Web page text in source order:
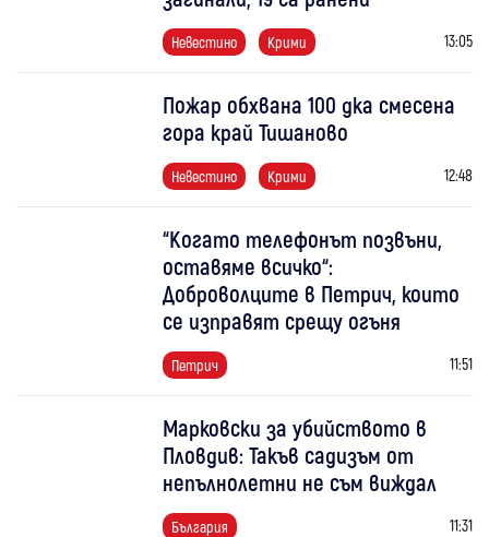
Невестино Крими 13:05
Пожар обхвана 100 дка смесена
гора край Тишаново
Невестино Крими 12:48
“Когато телефонът позвъни,
оставяме всичко“:
Доброволците в Петрич, които
се изправят срещу огъня
Петрич 11:51
Марковски за убийството в
Пловдив: Такъв садизъм от
непълнолетни не съм виждал
България 11:31